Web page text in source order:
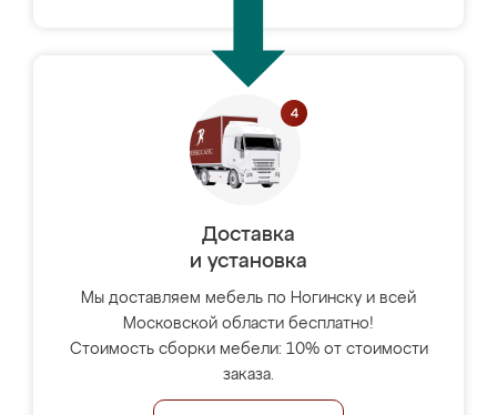
Доставка
и установка
Мы доставляем мебель по Ногинску и всей
Московской области бесплатно!
Стоимость сборки мебели: 10% от стоимости
заказа.